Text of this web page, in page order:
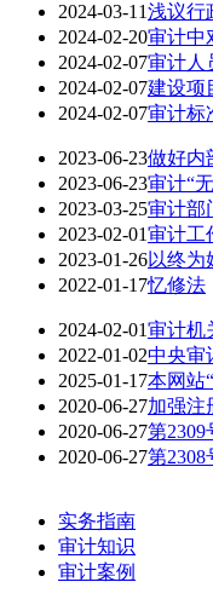
2024-03-11浅议行
2024-02-20审计中
2024-02-07审计人
2024-02-07建设项
2024-02-07审计标
2023-06-23做好内
2023-06-23审计“
2023-03-25审计部
2023-02-01审计工
2023-01-26以终为
2022-01-17忆修法
2024-02-01审计机
2022-01-02中央审
2025-01-17本网站
2020-06-27加强注
2020-06-27第2309
2020-06-27第2308
实务指南
审计知识
审计案例